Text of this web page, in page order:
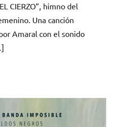
CIERZO”, himno del
Una canción
Amaral con el sonido